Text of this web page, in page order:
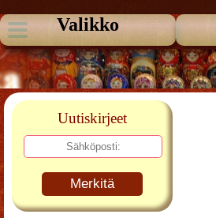
Valikko
Uutiskirjeet
Merkitä